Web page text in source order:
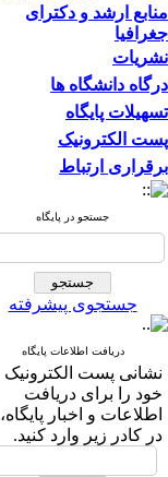
منابع ارشد و دکترای
جغرافیا
نشریات
درگاه دانشگاه ها
تسهیلات پایگاه
پست الکترونیک
برقراری ارتباط
جستجو در پایگاه
جستجوی پیشرفته
دریافت اطلاعات پایگاه
نشانی پست الکترونیک
خود را برای دریافت
اطلاعات و اخبار پایگاه،
در کادر زیر وارد کنید.